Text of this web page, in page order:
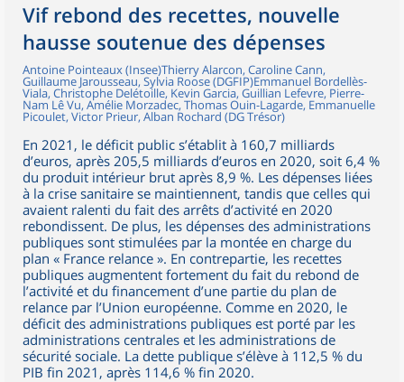
Vif rebond des recettes, nouvelle
hausse soutenue des dépenses
Antoine Pointeaux (Insee)Thierry Alarcon, Caroline Cann,
Guillaume Jarousseau, Sylvia Roose (DGFIP)Emmanuel Bordellès-
Viala, Christophe Delétoille, Kevin Garcia, Guillian Lefevre, Pierre-
Nam Lê Vu, Amélie Morzadec, Thomas Ouin-Lagarde, Emmanuelle
Picoulet, Victor Prieur, Alban Rochard (DG Trésor)
En 2021, le déficit public s’établit à 160,7 milliards
d’euros, après 205,5 milliards d’euros en 2020, soit 6,4 %
du produit intérieur brut après 8,9 %. Les dépenses liées
à la crise sanitaire se maintiennent, tandis que celles qui
avaient ralenti du fait des arrêts d’activité en 2020
rebondissent. De plus, les dépenses des administrations
publiques sont stimulées par la montée en charge du
plan « France relance ». En contrepartie, les recettes
publiques augmentent fortement du fait du rebond de
l’activité et du financement d’une partie du plan de
relance par l’Union européenne. Comme en 2020, le
déficit des administrations publiques est porté par les
administrations centrales et les administrations de
sécurité sociale. La dette publique s’élève à 112,5 % du
PIB fin 2021, après 114,6 % fin 2020.